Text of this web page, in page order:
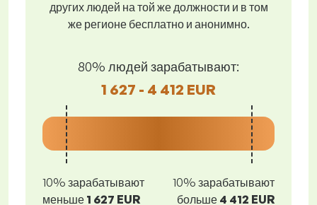
других людей на той же должности и в том
же регионе бесплатно и анонимно.
80% людей зарабатывают:
1 627 - 4 412 EUR
10% зарабатывают
меньше 1 627 EUR
10% зарабатывают
больше 4 412 EUR